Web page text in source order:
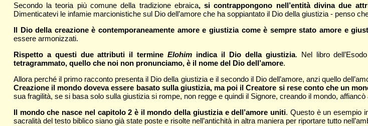
Secondo la teoria più comune della tradizione ebraica, si contrappongono nell’entità divina due
Dimenticatevi le infamie marcionistiche sul Dio dell’amore che ha soppiantato il Dio della giustizia - penso
Il Dio della creazione è contemporaneamente amore e giustizia come è sempre stato amore e
essere armonizzati.
Rispetto a questi due attributi il termineElohim indica il Dio della giustizia. Nel libro
tetragrammato, quello che noi non pronunciamo, è il nome del Dio dell’amore.
Allora perché il primo racconto presenta il Dio della giustizia e il secondo il Dio dell’amore, anzi quello
Creazione il mondo doveva essere basato sulla giustizia, ma poi il Creatore si rese conto che un
sua fragilità, se si basa solo sulla giustizia si rompe, non regge e quindi il Signore, creando il mondo, affiancò
Il mondo che nasce nel capitolo 2 è il mondo della giustizia e dell’amore uniti. Questo è un esempio
sacralità del testo biblico siano già state poste e risolte nell’antichità in altra maniera per riportare tutto